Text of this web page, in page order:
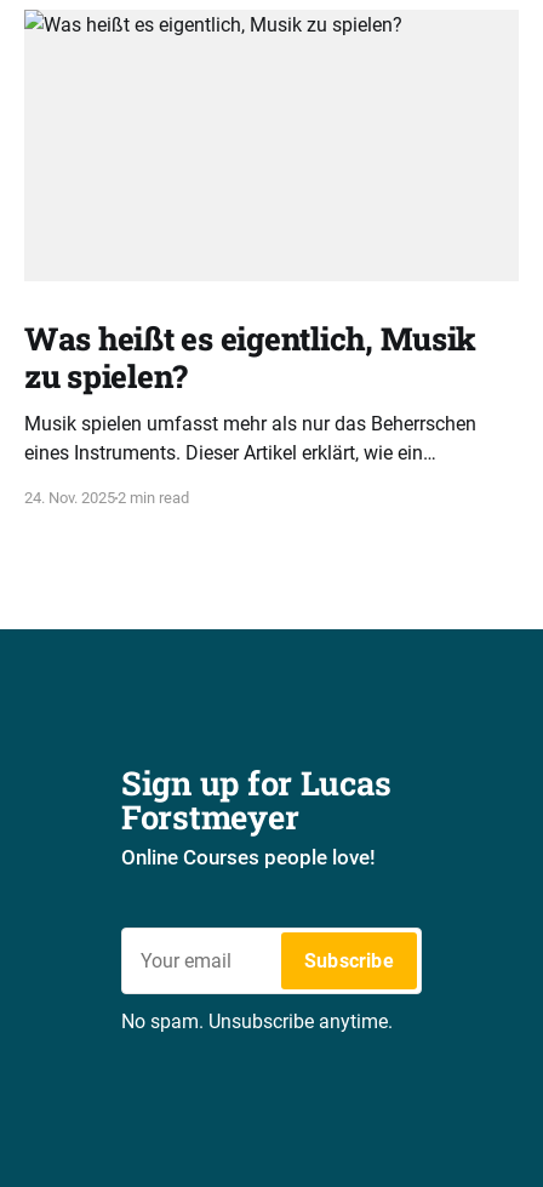
Was heißt es eigentlich, Musik
zu spielen?
Musik spielen umfasst mehr als nur das Beherrschen
eines Instruments. Dieser Artikel erklärt, wie ein
24. Nov. 20252 min read
Sign up for Lucas
Forstmeyer
Online Courses people love!
Subscribe
No spam. Unsubscribe anytime.